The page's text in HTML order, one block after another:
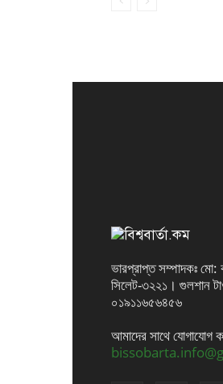
ভারপ্রাপ্ত সম্পাদকঃ মো:
সিলেট-৩২২১। গুলশান
০১৯১১৬৫৬৪৫৬
আমাদের সাথে যোগাযোগ